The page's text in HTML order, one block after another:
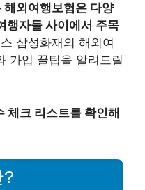
해외여행보험은 다양
행자들 사이에서 주목
삼성화재의 해외여
가입 꿀팁을 알려드릴
체크 리스트를 확인해
?